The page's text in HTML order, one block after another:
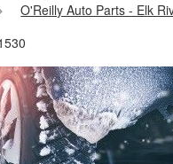
O'Reilly Auto Parts - Elk